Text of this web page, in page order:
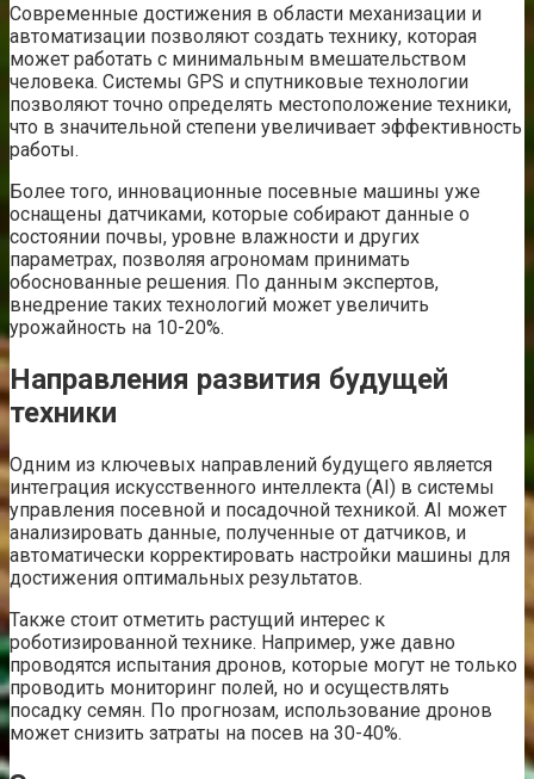
Современные достижения в области механизации и
автоматизации позволяют создать технику, которая
может работать с минимальным вмешательством
человека. Системы GPS и спутниковые технологии
позволяют точно определять местоположение техники,
что в значительной степени увеличивает эффективность
работы.
Более того, инновационные посевные машины уже
оснащены датчиками, которые собирают данные о
состоянии почвы, уровне влажности и других
параметрах, позволяя агрономам принимать
обоснованные решения. По данным экспертов,
внедрение таких технологий может увеличить
урожайность на 10-20%.
Направления развития будущей
техники
Одним из ключевых направлений будущего является
интеграция искусственного интеллекта (AI) в системы
управления посевной и посадочной техникой. AI может
анализировать данные, полученные от датчиков, и
автоматически корректировать настройки машины для
достижения оптимальных результатов.
Также стоит отметить растущий интерес к
роботизированной технике. Например, уже давно
проводятся испытания дронов, которые могут не только
проводить мониторинг полей, но и осуществлять
посадку семян. По прогнозам, использование дронов
может снизить затраты на посев на 30-40%.